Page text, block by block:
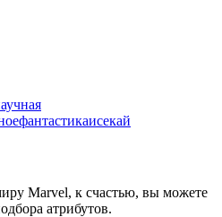
фантастикаисекай
Marvel, к счастью, вы можете
атрибутов.